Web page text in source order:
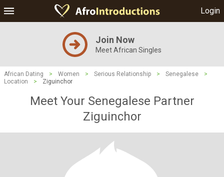
Login
Join Now
Meet African Singles
African Dating > Women > Serious Relationship > Senegalese
>
Location
> Ziguinchor
Meet Your Senegalese Partner
Ziguinchor